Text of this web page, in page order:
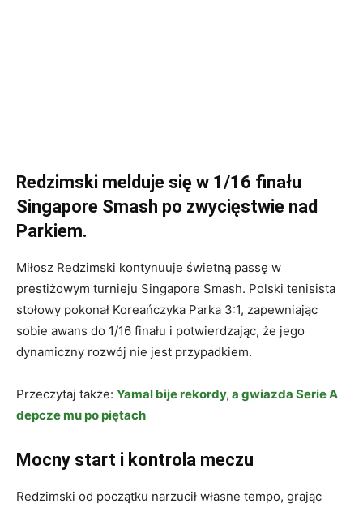
Redzimski melduje się w 1/16 finału
Singapore Smash po zwycięstwie nad
Parkiem.
Miłosz Redzimski kontynuuje świetną passę w
prestiżowym turnieju Singapore Smash. Polski tenisista
stołowy pokonał Koreańczyka Parka 3:1, zapewniając
sobie awans do 1/16 finału i potwierdzając, że jego
dynamiczny rozwój nie jest przypadkiem.
Przeczytaj także: Yamal bije rekordy, a gwiazda Serie A
depcze mu po piętach
Mocny start i kontrola meczu
Redzimski od początku narzucił własne tempo, grając